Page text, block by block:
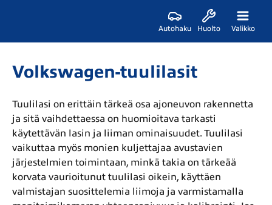
Autohaku Huolto Valikko
Volkswagen-tuulilasit
Tuulilasi on erittäin tärkeä osa ajoneuvon rakennetta
ja sitä vaihdettaessa on huomioitava tarkasti
käytettävän lasin ja liiman ominaisuudet. Tuulilasi
vaikuttaa myös monien kuljettajaa avustavien
järjestelmien toimintaan, minkä takia on tärkeää
korvata vaurioitunut tuulilasi oikein, käyttäen
valmistajan suosittelemia liimoja ja varmistamalla